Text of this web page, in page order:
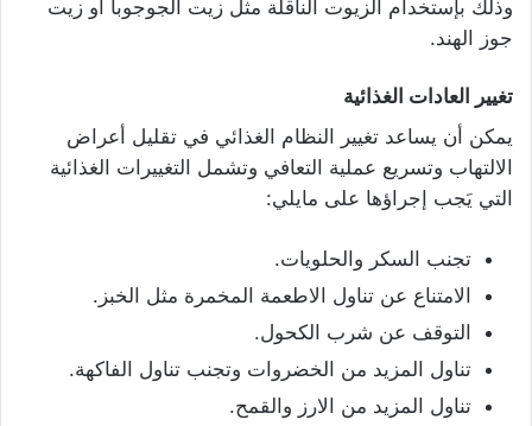
وذلك بإستخدام الزيوت الناقلة مثل زيت الجوجوبا أو زيت
جوز الهند.
تغيير العادات الغذائية
يمكن أن يساعد تغيير النظام الغذائي في تقليل أعراض
الالتهاب وتسريع عملية التعافي وتشمل التغييرات الغذائية
التي يَجب إجراؤها على مايلي:
تجنب السكر والحلويات.
الامتناع عن تناول الاطعمة المخمرة مثل الخبز.
التوقف عن شرب الكحول.
تناول المزيد من الخضروات وتجنب تناول الفاكهة.
تناول المزيد من الارز والقمح.